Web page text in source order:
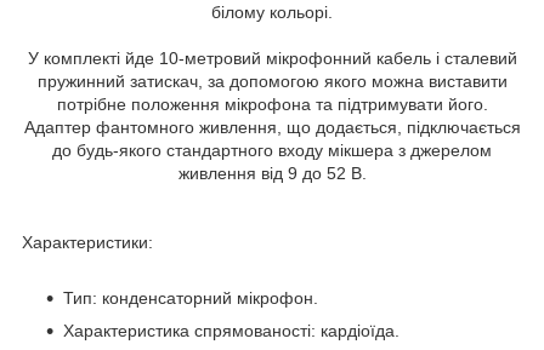
білому кольорі.
У комплекті йде 10-метровий мікрофонний кабель і сталевий
пружинний затискач, за допомогою якого можна виставити
потрібне положення мікрофона та підтримувати його.
Адаптер фантомного живлення, що додається, підключається
до будь-якого стандартного входу мікшера з джерелом
живлення від 9 до 52 В.
Характеристики:
Тип: конденсаторний мікрофон.
Характеристика спрямованості: кардіоїда.